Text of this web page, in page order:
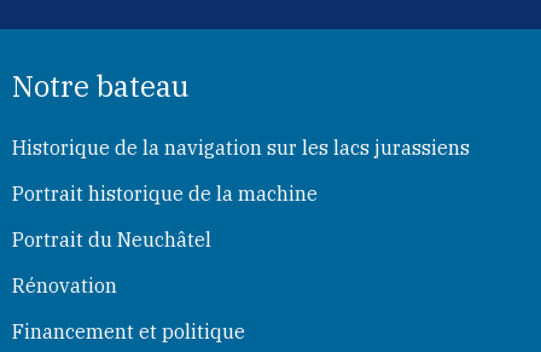
Notre bateau
Historique de la navigation sur les lacs jurassiens
Portrait historique de la machine
Portrait du Neuchâtel
Rénovation
Financement et politique